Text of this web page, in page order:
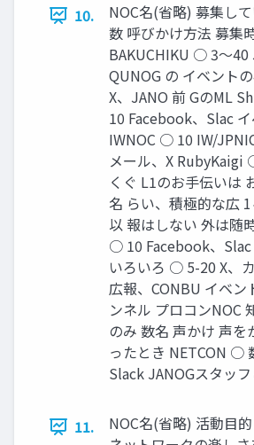
10.
NOC名(省略) 募集し
数 呼びかけ方法 募集
BAKUCHIKU ○ 3〜40
QUNOG の イベント
X、JANO 前 GのML
10 Facebook、Slac
IWNOC ○ 10 IW/
メール、X
くぐ L1のお手伝いは
名 らい、積極的な広
以 報はしない 外は随
○ 10 Facebook、
いろいろ ○ 5-20 X、
広報、CONBU イベン
ンネル プロコンNOC
のみ 数名 声かけ 声を
ったとき NETCON ○
Slack JANOGスタッ
11.
NOC名(省略) 活動目